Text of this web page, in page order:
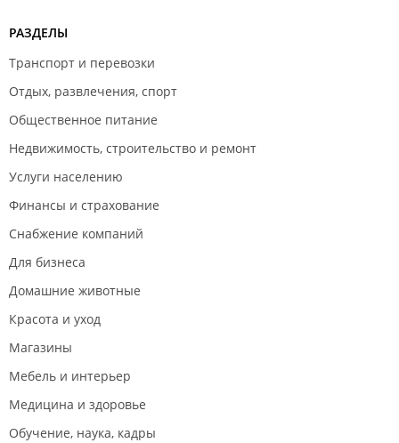
РАЗДЕЛЫ
Транспорт и перевозки
Отдых, развлечения, спорт
Общественное питание
Недвижимость, строительство и ремонт
Услуги населению
Финансы и страхование
Снабжение компаний
Для бизнеса
Домашние животные
Красота и уход
Магазины
Мебель и интерьер
Медицина и здоровье
Обучение, наука, кадры